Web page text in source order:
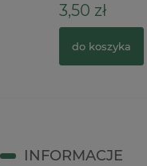
3,50 zł
do koszyka
INFORMACJE